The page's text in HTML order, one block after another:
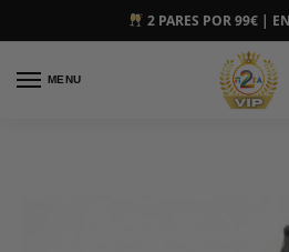
2 PARES POR 99€ |
MENU